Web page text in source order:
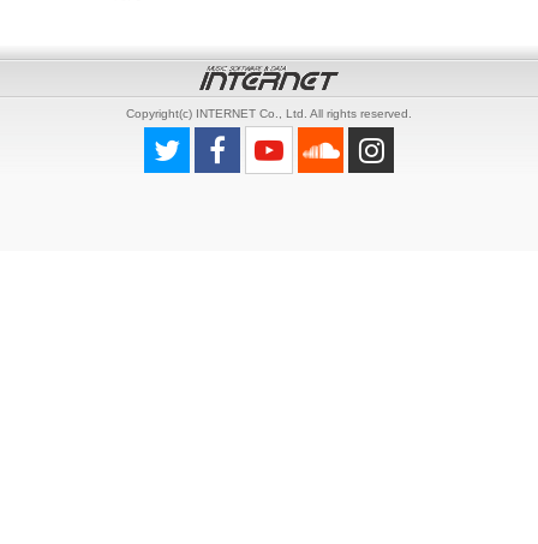
Copyright(c) INTERNET Co., Ltd. All rights reserved.